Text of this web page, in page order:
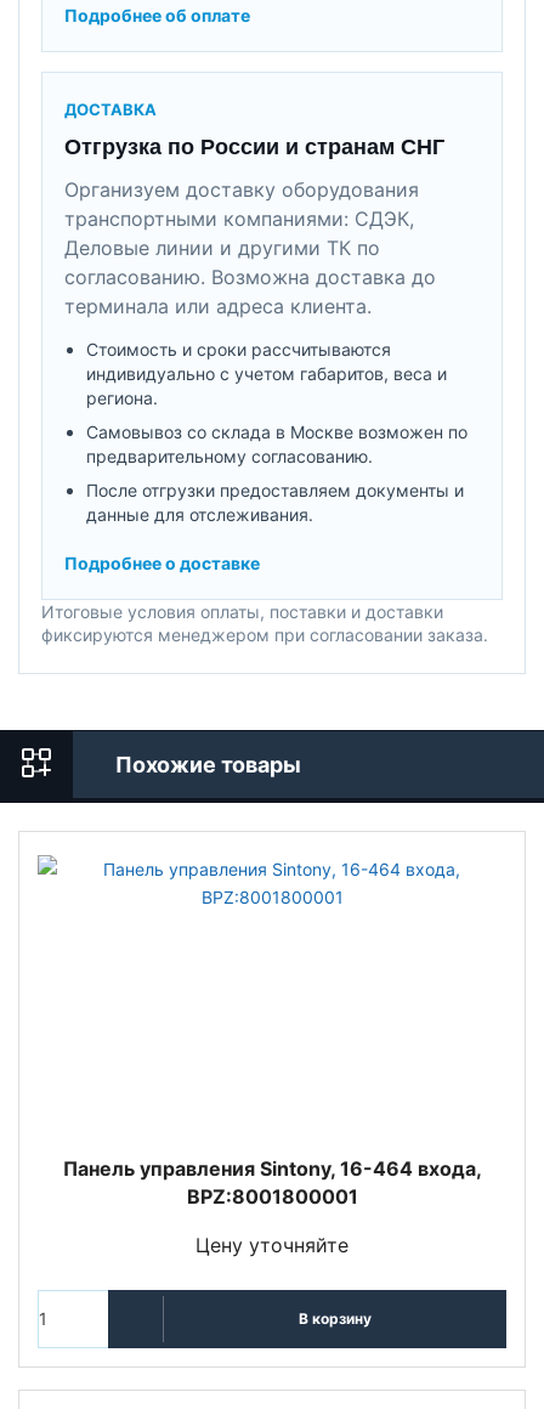
Подробнее об оплате
ДОСТАВКА
Отгрузка по России и странам СНГ
Организуем доставку оборудования
транспортными компаниями: СДЭК,
Деловые линии и другими ТК по
согласованию. Возможна доставка до
терминала или адреса клиента.
Стоимость и сроки рассчитываются
индивидуально с учетом габаритов, веса и
региона.
Самовывоз со склада в Москве возможен по
предварительному согласованию.
После отгрузки предоставляем документы и
данные для отслеживания.
Подробнее о доставке
Итоговые условия оплаты, поставки и доставки
фиксируются менеджером при согласовании заказа.
Похожие товары
Панель управления Sintony, 16-464 входа,
BPZ:8001800001
Цену уточняйте
В корзину